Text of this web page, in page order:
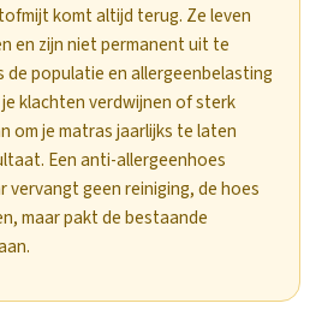
komt altijd terug. Ze leven
en zijn niet permanent uit te
de populatie en allergeenbelasting
klachten verdwijnen of sterk
om je matras jaarlijks te laten
Een anti-allergeenhoes
vervangt geen reiniging, de hoes
maar pakt de bestaande